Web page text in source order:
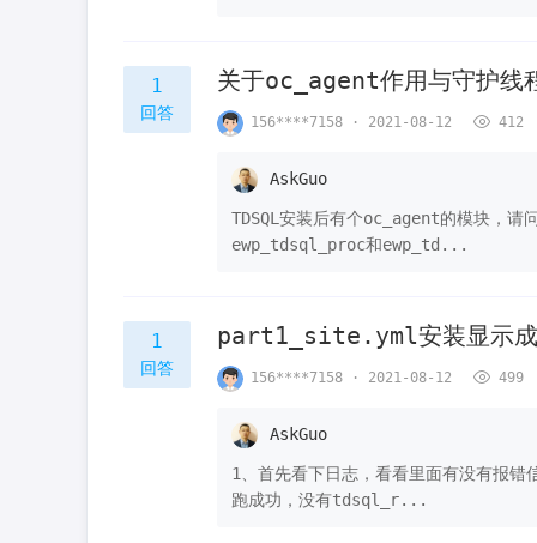
1
回答
关于oc_agent作用与守护线
156****7158 · 2021-08-12 412
AskGuo
TDSQL安装后有个oc_agent的模块，请
ewp_tdsql_proc和ewp_td...
1
回答
part1_site.yml安装显示成
156****7158 · 2021-08-12 499
AskGuo
1、首先看下日志，看看里面有没有
跑成功，没有tdsql_r...